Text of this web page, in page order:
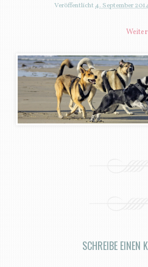
Veröffentlicht4. September
SCHREIBE EINEN